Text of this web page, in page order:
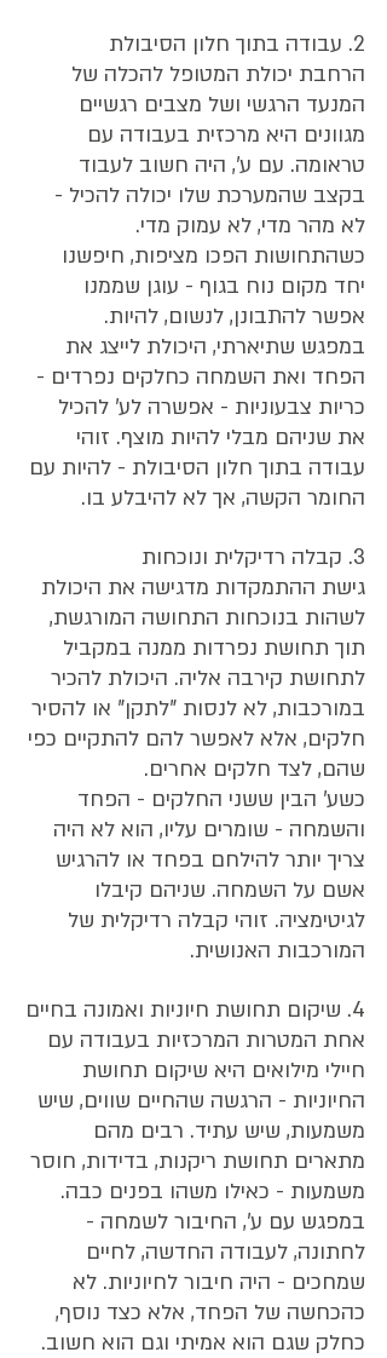
2. עבודה בתוך חלון הסיבולת
הרחבת יכולת המטופל להכלה של
המנעד הרגשי ושל מצבים רגשיים
מגוונים היא מרכזית בעבודה עם
טראומה. עם ע', היה חשוב לעבוד
בקצב שהמערכת שלו יכולה להכיל -
לא מהר מדי, לא עמוק מדי.
כשהתחושות הפכו מציפות, חיפשנו
יחד מקום נוח בגוף - עוגן שממנו
אפשר להתבונן, לנשום, להיות.
במפגש שתיארתי, היכולת לייצג את
הפחד ואת השמחה כחלקים נפרדים -
כריות צבעוניות - אפשרה לע' להכיל
את שניהם מבלי להיות מוצף. זוהי
עבודה בתוך חלון הסיבולת - להיות עם
החומר הקשה, אך לא להיבלע בו.
3. קבלה רדיקלית ונוכחות
גישת ההתמקדות מדגישה את היכולת
לשהות בנוכחות התחושה המורגשת,
תוך תחושת נפרדות ממנה במקביל
לתחושת קירבה אליה. היכולת להכיר
במורכבות, לא לנסות "לתקן" או להסיר
חלקים, אלא לאפשר להם להתקיים כפי
שהם, לצד חלקים אחרים.
כשע' הבין ששני החלקים - הפחד
והשמחה - שומרים עליו, הוא לא היה
צריך יותר להילחם בפחד או להרגיש
אשם על השמחה. שניהם קיבלו
לגיטימציה. זוהי קבלה רדיקלית של
המורכבות האנושית.
4. שיקום תחושת חיוניות ואמונה בחיים
אחת המטרות המרכזיות בעבודה עם
חיילי מילואים היא שיקום תחושת
החיוניות - הרגשה שהחיים שווים, שיש
משמעות, שיש עתיד. רבים מהם
מתארים תחושת ריקנות, בדידות, חוסר
משמעות - כאילו משהו בפנים כבה.
במפגש עם ע', החיבור לשמחה -
לחתונה, לעבודה החדשה, לחיים
שמחכים - היה חיבור לחיוניות. לא
כהכחשה של הפחד, אלא כצד נוסף,
כחלק שגם הוא אמיתי וגם הוא חשוב.